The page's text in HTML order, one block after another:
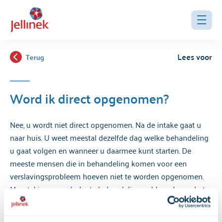
Terug Lees voor
Word ik direct opgenomen?
Nee, u wordt niet direct opgenomen. Na de intake gaat u
naar huis. U weet meestal dezelfde dag welke behandeling
u gaat volgen en wanneer u daarmee kunt starten. De
meeste mensen die in behandeling komen voor een
verslavingsprobleem hoeven niet te worden opgenomen.
Meestal is een ambulante behandeling voldoende om het
alcohol- of middelengebruik, gokken of gamen onder